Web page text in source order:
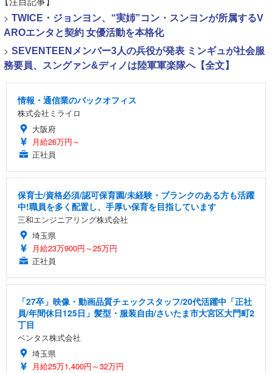
> TWICE・ジョンヨン、“実姉”コン・スンヨンが所属するV
AROエンタと契約 女優活動を本格化
> SEVENTEENメンバー3人の兵役が発表 ミンギュが社会服
務要員、スングァン&ディノは陸軍軍楽隊へ【全文】
情報・通信業のバックオフィス
株式会社ミライロ
大阪府
月給26万円～
正社員
保育士/資格必須/認可保育園/未経験・ブランクのある方も活躍
中!職員を多く配置し、手厚い保育を目指しています
三和エンジニアリング株式会社
埼玉県
月給23万900円～25万円
正社員
「27卒」映像・動画品質チェックスタッフ/20代活躍中「正社
員/年間休日125日」髪型・服装自由/さいたま市大宮区大門町2
丁目
ベンタス株式会社
埼玉県
月給25万1,400円～32万円